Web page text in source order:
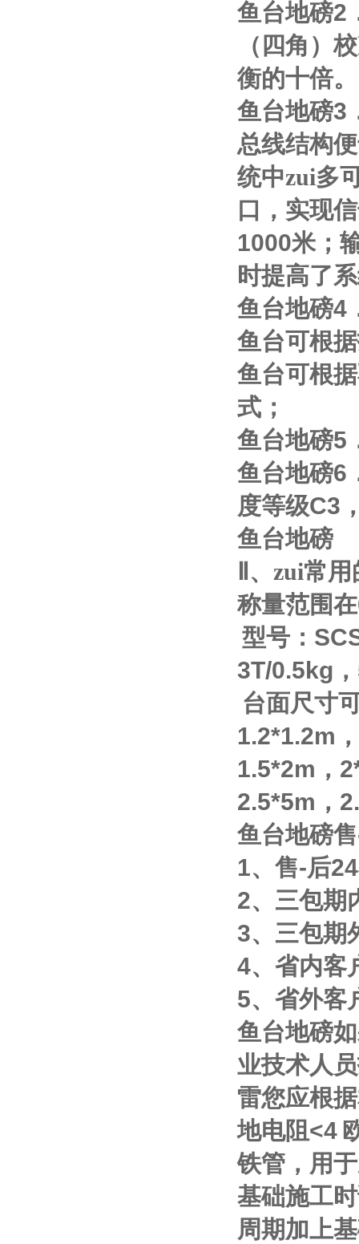
鱼台地磅2
（四角）
衡的十倍。
鱼台地磅3
总线结构
统中zui多
口，实现
1000米；
时提高了
鱼台地磅4
鱼台可根
鱼台可根
式；
鱼台地磅5
鱼台地磅6
度等级C3
鱼台地磅
、zui常
称量范围在
型号：
3T/0.5kg ，
台面尺寸
1.2*1.2m ，
1.5*2m ，
2.5*5m ，
鱼台地磅售
1、售-后24
2、三包期
3、三包期
4、省内客
5、省外客
鱼台地磅
业技术人
雷您应根
地电阻<4
铁管，用
基础施工
周期加上